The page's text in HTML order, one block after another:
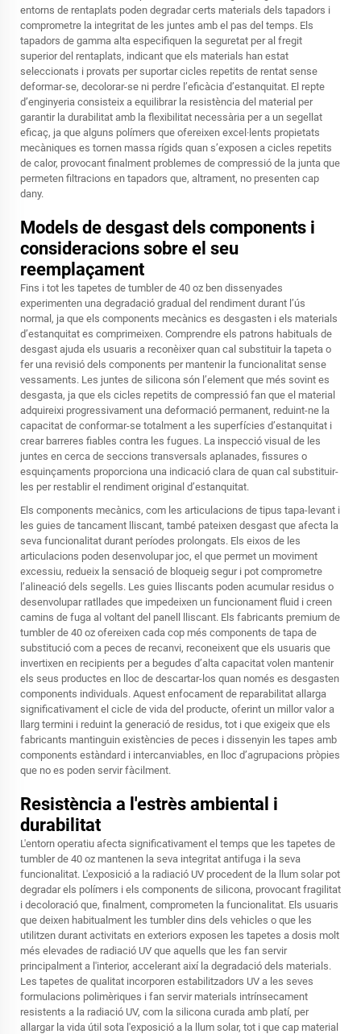
entorns de rentaplats poden degradar certs materials dels tapadors i
comprometre la integritat de les juntes amb el pas del temps. Els
tapadors de gamma alta especifiquen la seguretat per al fregit
superior del rentaplats, indicant que els materials han estat
seleccionats i provats per suportar cicles repetits de rentat sense
deformar-se, decolorar-se ni perdre l’eficàcia d’estanquitat. El repte
d’enginyeria consisteix a equilibrar la resistència del material per
garantir la durabilitat amb la flexibilitat necessària per a un segellat
eficaç, ja que alguns polímers que ofereixen excel·lents propietats
mecàniques es tornen massa rígids quan s’exposen a cicles repetits
de calor, provocant finalment problemes de compressió de la junta que
permeten filtracions en tapadors que, altrament, no presenten cap
dany.
Models de desgast dels components i
consideracions sobre el seu
reemplaçament
Fins i tot les tapetes de tumbler de 40 oz ben dissenyades
experimenten una degradació gradual del rendiment durant l’ús
normal, ja que els components mecànics es desgasten i els materials
d’estanquitat es comprimeixen. Comprendre els patrons habituals de
desgast ajuda els usuaris a reconèixer quan cal substituir la tapeta o
fer una revisió dels components per mantenir la funcionalitat sense
vessaments. Les juntes de silicona són l’element que més sovint es
desgasta, ja que els cicles repetits de compressió fan que el material
adquireixi progressivament una deformació permanent, reduint-ne la
capacitat de conformar-se totalment a les superfícies d’estanquitat i
crear barreres fiables contra les fugues. La inspecció visual de les
juntes en cerca de seccions transversals aplanades, fissures o
esquinçaments proporciona una indicació clara de quan cal substituir-
les per restablir el rendiment original d’estanquitat.
Els components mecànics, com les articulacions de tipus tapa-levant i
les guies de tancament lliscant, també pateixen desgast que afecta la
seva funcionalitat durant períodes prolongats. Els eixos de les
articulacions poden desenvolupar joc, el que permet un moviment
excessiu, redueix la sensació de bloqueig segur i pot comprometre
l’alineació dels segells. Les guies lliscants poden acumular residus o
desenvolupar ratllades que impedeixen un funcionament fluid i creen
camins de fuga al voltant del panell lliscant. Els fabricants premium de
tumbler de 40 oz ofereixen cada cop més components de tapa de
substitució com a peces de recanvi, reconeixent que els usuaris que
invertixen en recipients per a begudes d’alta capacitat volen mantenir
els seus productes en lloc de descartar-los quan només es desgasten
components individuals. Aquest enfocament de reparabilitat allarga
significativament el cicle de vida del producte, oferint un millor valor a
llarg termini i reduint la generació de residus, tot i que exigeix que els
fabricants mantinguin existències de peces i dissenyin les tapes amb
components estàndard i intercanviables, en lloc d’agrupacions pròpies
que no es poden servir fàcilment.
Resistència a l'estrès ambiental i
durabilitat
L'entorn operatiu afecta significativament el temps que les tapetes de
tumbler de 40 oz mantenen la seva integritat antifuga i la seva
funcionalitat. L'exposició a la radiació UV procedent de la llum solar pot
degradar els polímers i els components de silicona, provocant fragilitat
i decoloració que, finalment, comprometen la funcionalitat. Els usuaris
que deixen habitualment les tumbler dins dels vehicles o que les
utilitzen durant activitats en exteriors exposen les tapetes a dosis molt
més elevades de radiació UV que aquells que les fan servir
principalment a l'interior, accelerant així la degradació dels materials.
Les tapetes de qualitat incorporen estabilitzadors UV a les seves
formulacions polimèriques i fan servir materials intrínsecament
resistents a la radiació UV, com la silicona curada amb platí, per
allargar la vida útil sota l'exposició a la llum solar, tot i que cap material